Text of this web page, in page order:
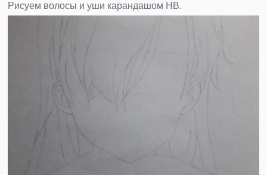
Рисуем волосы и уши карандашом НВ.